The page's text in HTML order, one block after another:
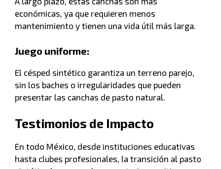
económicas, ya que requieren menos
mantenimiento y tienen una vida útil más larga.
Juego uniforme:
El césped sintético garantiza un terreno parejo,
sin los baches o irregularidades que pueden
presentar las canchas de pasto natural.
Testimonios de Impacto
En todo México, desde instituciones educativas
hasta clubes profesionales, la transición al pasto